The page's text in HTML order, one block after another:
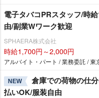
電子タバコPRスタッフ/時
由/副業Wワーク歓迎
SPHAERA株式会社
時給1,700円～2,000円
アルバイト・パート / 業務委託 / 東
NEW
倉庫での荷物の仕
払いOK/服装自由